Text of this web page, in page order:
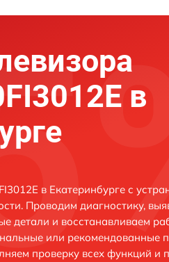
в
в Екатеринбурге с
Проводим диагностику,
детали и восстанавливаем
или рекомендованные
проверку всех функций и